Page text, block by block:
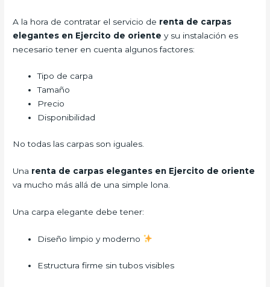
A la hora de contratar el servicio de renta de carpas
elegantes en Ejercito de oriente y su instalación es
necesario tener en cuenta algunos factores:
Tipo de carpa
Tamaño
Precio
Disponibilidad
No todas las carpas son iguales.
Una renta de carpas elegantes en Ejercito de oriente
va mucho más allá de una simple lona.
Una carpa elegante debe tener:
Diseño limpio y moderno
Estructura firme sin tubos visibles